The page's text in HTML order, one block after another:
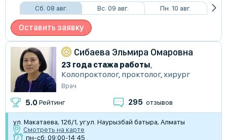
Сб. 08 авг. Вс. 09 авг. Пн. 10 авг.
Оставить заявку
Сибаева Эльмира Омаровна
23 года стажа работы,
Колопроктолог, проктолог,хирург
Врач
5.0 Рейтинг 295 отзывов
ул. Макатаева, 126/1, уг.ул. Наурызбай батыра, Алматы
Смотреть на карте
пн-сб: 09:00-14:45